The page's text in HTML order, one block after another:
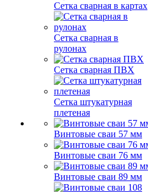
Сетка сварная в картах
Сетка сварная в
рулонах
Сетка сварная ПВХ
Сетка штукатурная
плетеная
Винтовые сваи 57 мм
Винтовые сваи 76 мм
Винтовые сваи 89 мм